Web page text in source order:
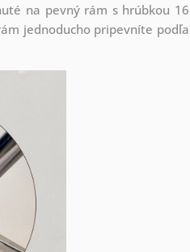
na pevný rám s hrúbkou 16
jednoducho pripevníte podľa